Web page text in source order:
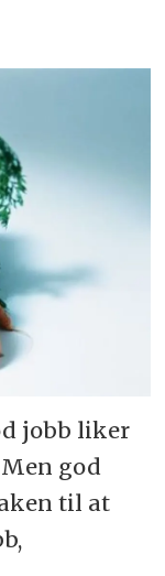
jobb liker
god
til at